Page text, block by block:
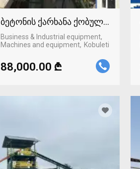
ბეტონის ქარხანა ქობულეთში
Business & Industrial equipment,
Machines and equipment
Kobuleti
88,000.00 ₾